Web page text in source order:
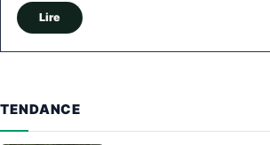
Lire
TENDANCE